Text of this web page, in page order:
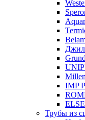
IMP
Трубы из